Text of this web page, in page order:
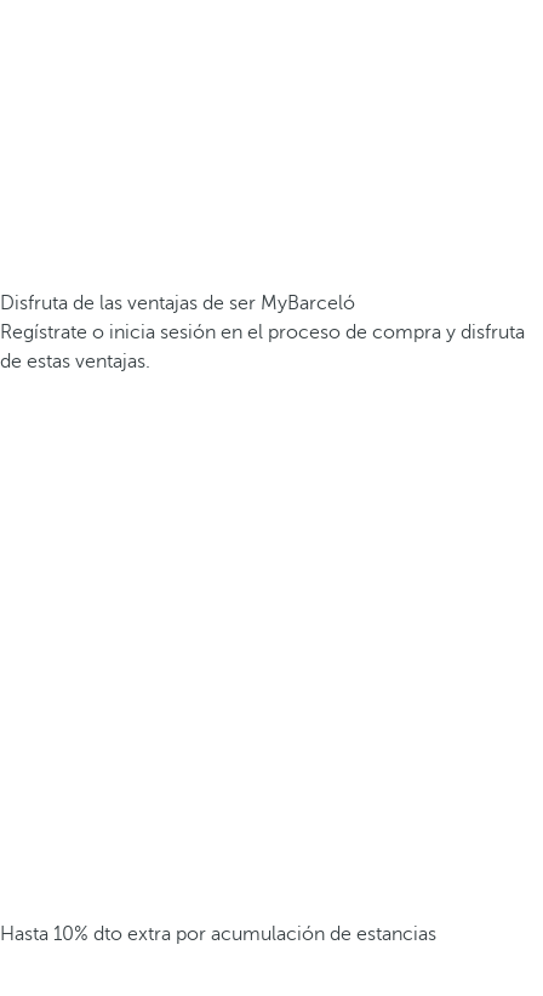
Disfruta de las ventajas de ser MyBarceló
Regístrate o inicia sesión en el proceso de compra y disfruta
de estas ventajas.
Hasta 10% dto extra por acumulación de estancias